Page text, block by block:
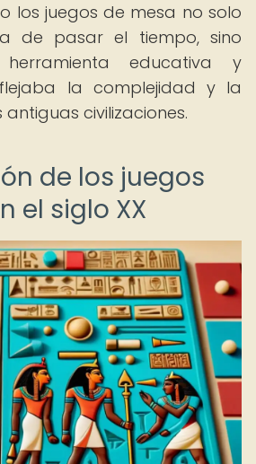
los juegos de mesa no solo
de pasar el tiempo, sino
educativa y
la complejidad y la
civilizaciones.
de los juegos
el siglo XX